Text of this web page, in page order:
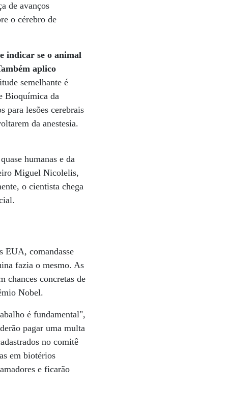
de avanços
o cérebro de
indicar se o animal
aplico
semelhante é
Bioquímica da
para lesões cerebrais
da anestesia.
humanas e da
Miguel Nicolelis,
o cientista chega
EUA, comandasse
fazia o mesmo. As
chances concretas de
Nobel.
é fundamental",
pagar uma multa
no comitê
em biotérios
e ficarão